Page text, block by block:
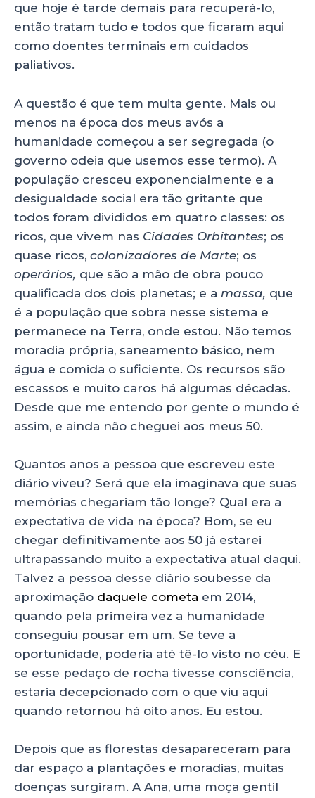
que hoje é tarde demais para recuperá-lo,
então tratam tudo e todos que ficaram aqui
como doentes terminais em cuidados
paliativos.
A questão é que tem muita gente. Mais ou
menos na época dos meus avós a
humanidade começou a ser segregada (o
governo odeia que usemos esse termo). A
população cresceu exponencialmente e a
desigualdade social era tão gritante que
todos foram divididos em quatro classes: os
ricos, que vivem nas Cidades Orbitantes; os
quase ricos, colonizadores de Marte; os
operários, que são a mão de obra pouco
qualificada dos dois planetas; e a massa, que
é a população que sobra nesse sistema e
permanece na Terra, onde estou. Não temos
moradia própria, saneamento básico, nem
água e comida o suficiente. Os recursos são
escassos e muito caros há algumas décadas.
Desde que me entendo por gente o mundo é
assim, e ainda não cheguei aos meus 50.
Quantos anos a pessoa que escreveu este
diário viveu? Será que ela imaginava que suas
memórias chegariam tão longe? Qual era a
expectativa de vida na época? Bom, se eu
chegar definitivamente aos 50 já estarei
ultrapassando muito a expectativa atual daqui.
Talvez a pessoa desse diário soubesse da
aproximação daquele cometa em 2014,
quando pela primeira vez a humanidade
conseguiu pousar em um. Se teve a
oportunidade, poderia até tê-lo visto no céu. E
se esse pedaço de rocha tivesse consciência,
estaria decepcionado com o que viu aqui
quando retornou há oito anos. Eu estou.
Depois que as florestas desapareceram para
dar espaço a plantações e moradias, muitas
doenças surgiram. A Ana, uma moça gentil